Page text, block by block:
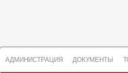
АДМИНИСТРАЦИЯ ДОКУМЕНТЫ